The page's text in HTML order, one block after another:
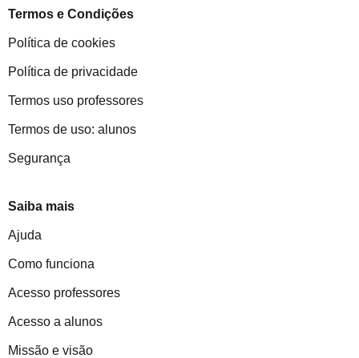
Termos e Condições
Política de cookies
Política de privacidade
Termos uso professores
Termos de uso: alunos
Segurança
Saiba mais
Ajuda
Como funciona
Acesso professores
Acesso a alunos
Missão e visão